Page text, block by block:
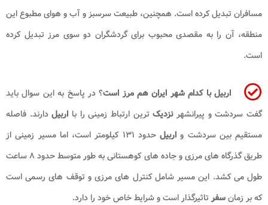
مسافران تبدیل کرده است. همچنین، طبیعت سرسبز و آب و هوای مطبوع این
منطقه، آن را به مقصدی محبوب برای گردشگران دو سوی مرز تبدیل کرده
است.
اربیل با کدام شهر ایران هم مرز است؟ در پاسخ به این سوال باید
گفت سردشت و پیرانشهرنزدیک ترین ارتباط زمینی را با اربیلدارند. فاصله
مستقیم بین سردشت و اربیل
حدود ۱۳۱ کیلومتر است، اما مسیر زمینی از
طریق گذرگاه های مرزی و جاده های کوهستانی به طور متوسط حدود ۸ ساعت
طول می کشد. این مسیر شامل کنترل های مرزی و توقف های رسمی است
که بر زمانسفرتاثیرگذار است و شرایط خاص خود را دارد.